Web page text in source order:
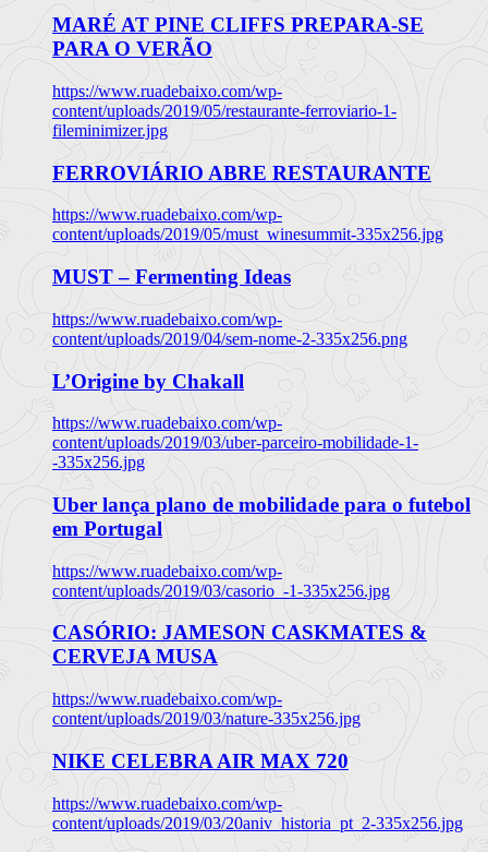
MARÉ AT PINE CLIFFS PREPARA-SE
PARA O VERÃO
https://www.ruadebaixo.com/wp-
content/uploads/2019/05/restaurante-ferroviario-1-
fileminimizer.jpg
FERROVIÁRIO ABRE RESTAURANTE
https://www.ruadebaixo.com/wp-
content/uploads/2019/05/must_winesummit-335x256.jpg
MUST – Fermenting Ideas
https://www.ruadebaixo.com/wp-
content/uploads/2019/04/sem-nome-2-335x256.png
L’Origine by Chakall
https://www.ruadebaixo.com/wp-
content/uploads/2019/03/uber-parceiro-mobilidade-1-
-335x256.jpg
Uber lança plano de mobilidade para o futebol
em Portugal
https://www.ruadebaixo.com/wp-
content/uploads/2019/03/casorio_-1-335x256.jpg
CASÓRIO: JAMESON CASKMATES &
CERVEJA MUSA
https://www.ruadebaixo.com/wp-
content/uploads/2019/03/nature-335x256.jpg
NIKE CELEBRA AIR MAX 720
https://www.ruadebaixo.com/wp-
content/uploads/2019/03/20aniv_historia_pt_2-335x256.jpg